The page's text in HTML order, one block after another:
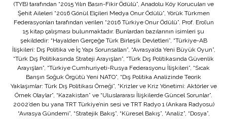
(TYB) tarafından “2015 Yılın Basın-Fikir Ödülü”, Anadolu Köy Korucuları ve
Şehit Aileleri “2016 Gönül Elçileri Medya Onur Ödülü”, Yörük Türkmen
Federasyonları tarafından verilen “2016 Türkiye Onur Ödülü”. Prof. Erol’un
15 kitap çalışması bulunmaktadır. Bunlardan bazılarının isimleri şu
şekildedir: “Hayalden Gerçeğe Türk Birleşik Devletleri”, “Türkiye-AB
İlişkileri: Dış Politika ve İç Yapı Sorunsalları”, “Avrasya’da Yeni Büyük Oyun”,
“Türk Dış Politikasında Strateji Arayışları”, “Türk Dış Politikasında Güvenlik
Arayışları”, “Türkiye Cumhuriyeti-Rusya Federasyonu İlişkileri”, “Sıcak
Barışın Soğuk Örgütü Yeni NATO”, “Dış Politika Analizinde Teorik
Yaklaşımlar: Türk Dış Politikası Örneği”, “Krizler ve Kriz Yönetimi: Aktörler ve
Örnek Olaylar”, “Kazakistan” ve “Uluslararası İlişkilerde Güncel Sorunlar”.
2002’den bu yana TRT Türkiye’nin sesi ve TRT Radyo 1 (Ankara Radyosu)
“Avrasya Gündemi”, “Stratejik Bakış”, “Küresel Bakış”, “Analiz”, “Dosya”,